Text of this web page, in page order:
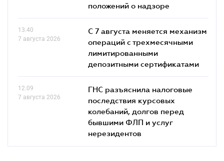
положений о надзоре
13.40
7 августа 2026
С 7 августа меняется механизм
операций с трехмесячными
лимитированными
депозитными сертификатами
12.09
7 августа 2026
ГНС разъяснила налоговые
последствия курсовых
колебаний, долгов перед
бывшими ФЛП и услуг
нерезидентов